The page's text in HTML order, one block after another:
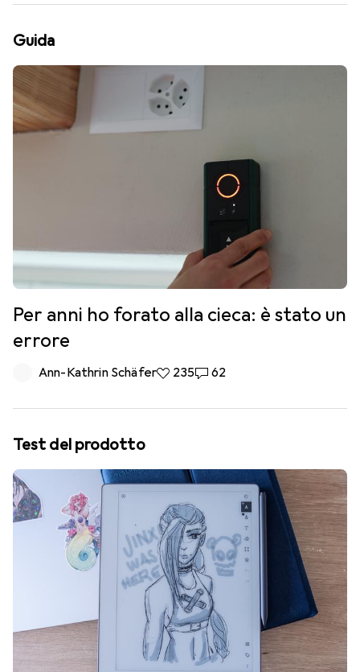
Guida
Per anni ho forato alla cieca: è stato un
errore
Ann-Kathrin Schäfer235 like
23562 commenti
62
Test del prodotto